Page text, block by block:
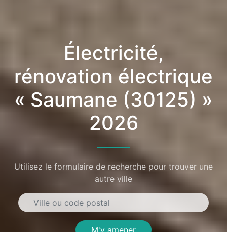
Électricité,
rénovation électrique
« Saumane (30125) »
2026
Utilisez le formulaire de recherche pour trouver une
autre ville